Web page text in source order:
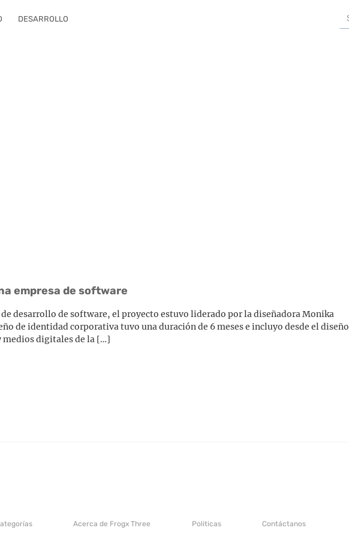
DESARROLLO
empresa de software
desarrollo de software, el proyecto estuvo liderado por la diseñadora Monika
de identidad corporativa tuvo una duración de 6 meses e incluyo desde el diseño
medios digitales de la […]
Acerca de Frogx Three Politicas Contáctanos